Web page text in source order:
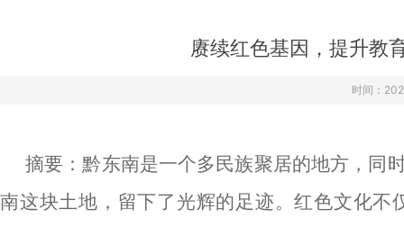
赓续红色基因，提升
时间：
摘要：黔东南是一个多民族聚居的地方，同
南这块土地，留下了光辉的足迹。红色文化